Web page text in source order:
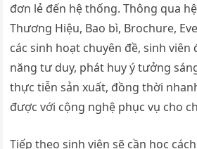
đơn lẻ đến hệ thống. Thông qua
Thương Hiệu, Bao bì, Brochure,
các sinh hoạt chuyên đề, sinh viên
năng tư duy, phát huy ý tưởng
thực tiễn sản xuất, đồng thời
được với cộng nghệ phục vụ cho
Tiếp theo sinh viên sẽ cần học